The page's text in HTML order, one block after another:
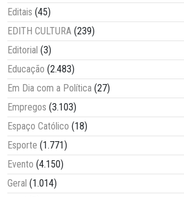
Editais (45)
EDITH CULTURA (239)
Editorial (3)
Educação (2.483)
Em Dia com a Política (27)
Empregos (3.103)
Espaço Católico (18)
Esporte (1.771)
Evento (4.150)
Geral (1.014)